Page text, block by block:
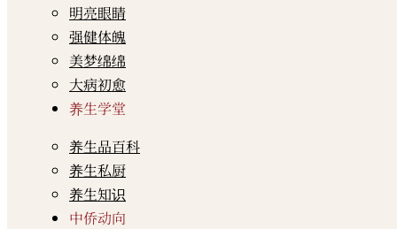
明亮眼睛
强健体魄
美梦绵绵
大病初愈
养生学堂
养生品百科
养生私厨
养生知识
中侨动向